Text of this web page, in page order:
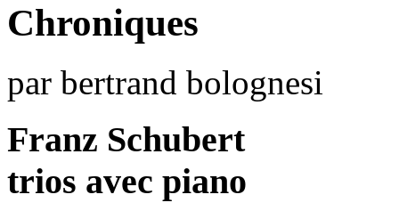
Chroniques
par bertrand bolognesi
Franz Schubert
trios avec piano